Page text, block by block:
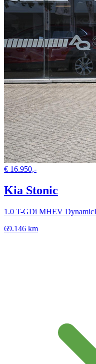
€ 16.950,-
Kia Stonic
1.0 T-GDi MHEV
69.146 km